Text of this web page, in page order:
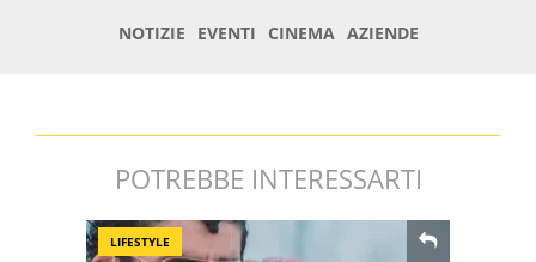
POTREBBE INTERESSARTI
LIFESTYLE